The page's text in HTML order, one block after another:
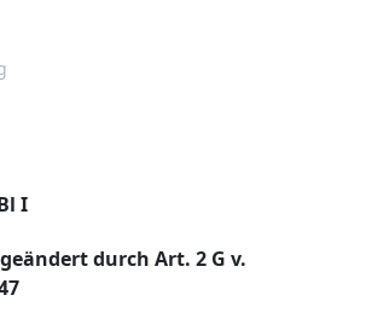
I
durch Art. 2 G v.